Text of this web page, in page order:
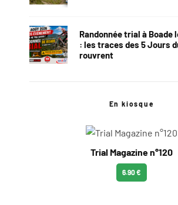
Randonnée trial à Boade
: les traces des 5 Jours
rouvrent
En kiosque
Trial Magazine n°120
6.90 €